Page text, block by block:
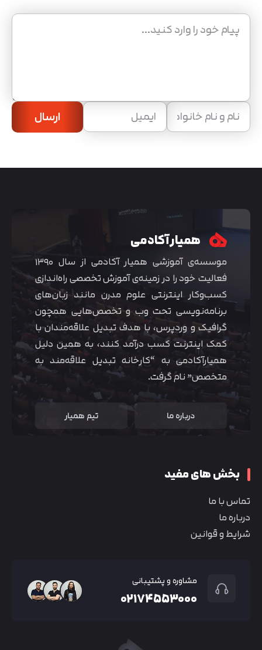
ارسال
همیار آکادمی
موسسه‌ی آموزشی همیار آکادمی از سال ۱۳۹۰
فعالیت خود را در زمینه‌ی آموزش تخصصی راه‌اندازی
کسب‌و‌کار اینترنتی علوم مدرن مانند زبان‌های
برنامه‌نویسی تحت وب و تخصص‌هایی همچون
گرافیک و وردپرس، با هدف تبدیل علاقه‌مندان با
کمک اینترنت کسب درآمد کنند، به همین دلیل
همیارآکادمی به “کارخانه تبدیل علاقه‌مند به
متخصص” نام گرفت.
درباره ما تیم همیار
بخش های مفید
تماس با ما
درباره ما
شرایط و قوانین
مشاوره و پشتیبانی
۰۲۱۷۴۵۵۳۰۰۰